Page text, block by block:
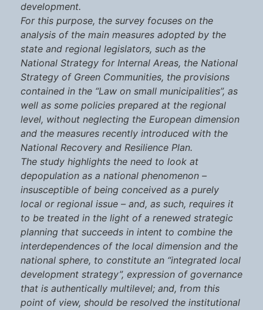
development.
For this purpose, the survey focuses on the
analysis of the main measures adopted by the
state and regional legislators, such as the
National Strategy for Internal Areas, the National
Strategy of Green Communities, the provisions
contained in the “Law on small municipalities”, as
well as some policies prepared at the regional
level, without neglecting the European dimension
and the measures recently introduced with the
National Recovery and Resilience Plan.
The study highlights the need to look at
depopulation as a national phenomenon –
insusceptible of being conceived as a purely
local or regional issue – and, as such, requires it
to be treated in the light of a renewed strategic
planning that succeeds in intent to combine the
interdependences of the local dimension and the
national sphere, to constitute an “integrated local
development strategy”, expression of governance
that is authentically multilevel; and, from this
point of view, should be resolved the institutional